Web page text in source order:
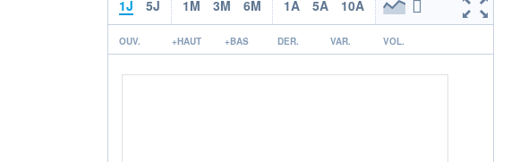
1J 5J 1M 3M 6M 1A 5A 10A
OUV. +HAUT +BAS DER. VAR. VOL.